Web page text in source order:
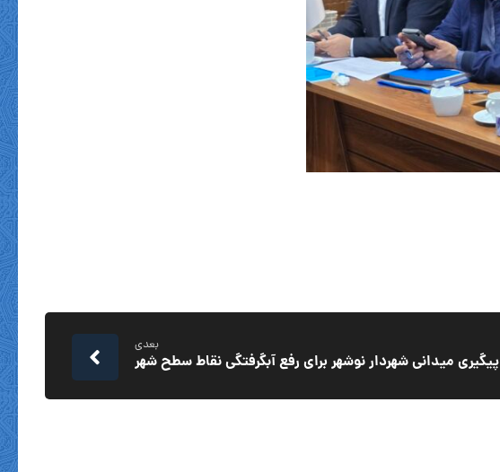
بعدی
پیگیری میدانی شهردار نوشهر برای رفع آبگرفتگی نقاط سطح شهر